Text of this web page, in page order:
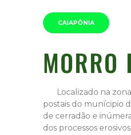
CAIAPÔNIA
MORRO
Localizado na zona
postais do munícipio
de cerradão e
dos processos